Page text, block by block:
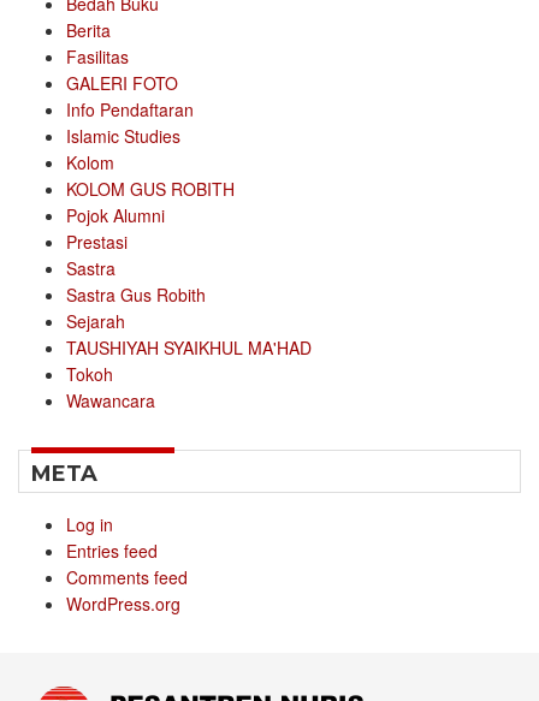
Berita
Fasilitas
GALERI FOTO
Info Pendaftaran
Islamic Studies
Kolom
KOLOM GUS ROBITH
Pojok Alumni
Prestasi
Sastra
Sastra Gus Robith
Sejarah
TAUSHIYAH SYAIKHUL MA'HAD
Tokoh
Wawancara
META
Log in
Entries feed
Comments feed
WordPress.org